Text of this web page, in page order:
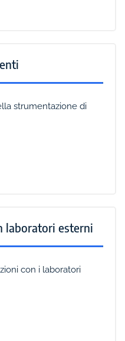
strumentazione di
laboratori esterni
con i laboratori